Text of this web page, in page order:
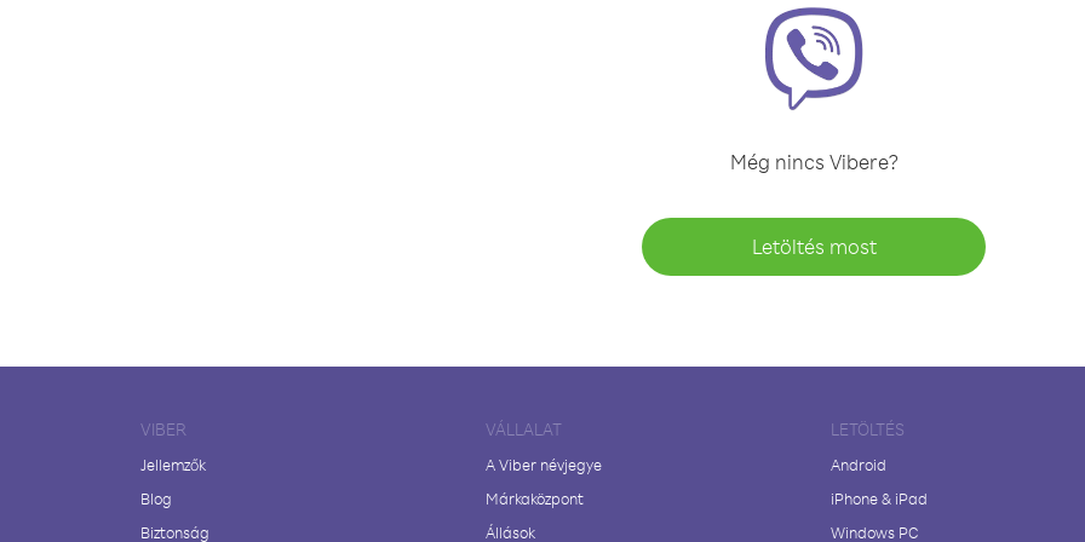
Még nincs Vibere?
Letöltés most
VIBER
Jellemzők
Blog
Biztonság
VÁLLALAT
A Viber névjegye
Márkaközpont
Állások
LETÖLTÉS
Android
iPhone & iPad
Windows PC